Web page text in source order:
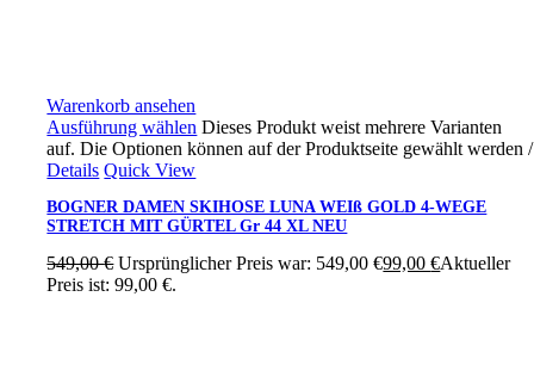
Warenkorb ansehen
Ausführung wählen Dieses Produkt weist mehrere Varianten
auf. Die Optionen können auf der Produktseite gewählt werden/
Details Quick View
BOGNER DAMEN SKIHOSE LUNA WEIß GOLD 4-WEGE
STRETCH MIT GÜRTEL Gr 44 XL NEU
549,00€ Ursprünglicher Preis war: 549,00 €99,00€Aktueller
Preis ist: 99,00 €.